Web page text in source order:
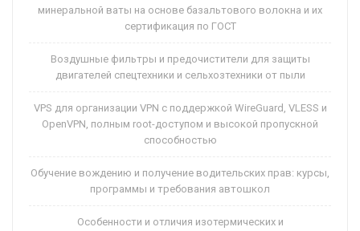
минеральной ваты на основе базальтового волокна и их
сертификация по ГОСТ
Воздушные фильтры и предочистители для защиты
двигателей спецтехники и сельхозтехники от пыли
VPS для организации VPN с поддержкой WireGuard, VLESS и
OpenVPN, полным root-доступом и высокой пропускной
способностью
Обучение вождению и получение водительских прав: курсы,
программы и требования автошкол
Особенности и отличия изотермических и